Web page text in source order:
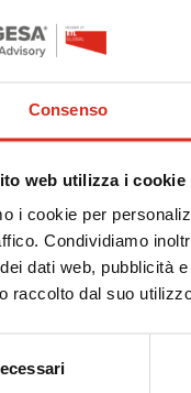
Consenso
web utilizza i cookie
i cookie per
Condividiamo
dati web, pubblicità
raccolto dal suo
marginalità per
di strutture
consolidato
nostra Server-
aggiornata